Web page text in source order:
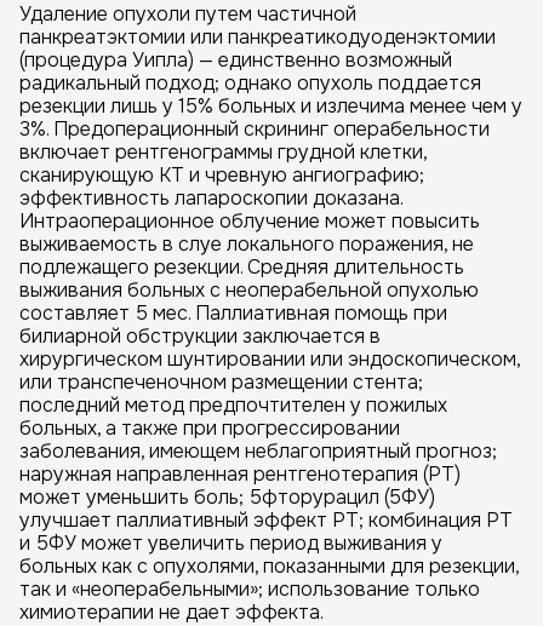
Удаление опухоли путем частичной
панкреатэктомии или панкреатикодуоденэктомии
(процедура Уипла) — единственно возможный
радикальный подход; однако опухоль поддается
резекции лишь у 15% больных и излечима менее чем у
3%. Предоперационный скрининг операбельности
включает рентгенограммы грудной клетки,
сканирующую КТ и чревную ангиографию;
эффективность лапароскопии доказана.
Интраоперационное облучение может повысить
выживаемость в слуе локального поражения, не
подлежащего резекции. Средняя длительность
выживания больных с неоперабельной опухолью
составляет 5 мес. Паллиативная помощь при
билиарной обструкции заключается в
хирургическом шунтировании или эндоскопическом,
или транспеченочном размещении стента;
последний метод предпочтителен у пожилых
больных, а также при прогрессировании
заболевания, имеющем неблагоприятный прогноз;
наружная направленная рентгенотерапия (РТ)
может уменьшить боль; 5фторурацил (5ФУ)
улучшает паллиативный эффект РТ; комбинация РТ
и 5ФУ может увеличить период выживания у
больных как с опухолями, показанными для резекции,
так и «неоперабельными»; использование только
химиотерапии не дает эффекта.